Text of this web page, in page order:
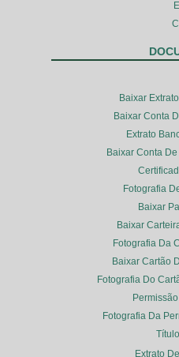
Baixar
Baixar Conta
Extrato
Baixar Conta
Fotografia
Baixar
Baixar
Fotografia Da
Baixar Cartão
Fotografia Do
Fotografia Da
Extrato